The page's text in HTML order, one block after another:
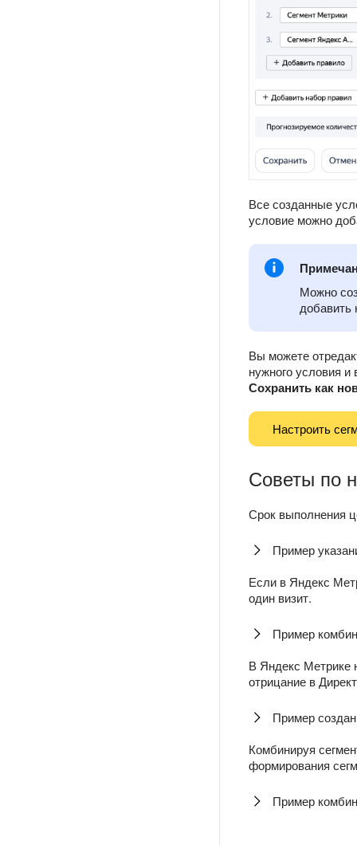
Все созданные
условие можно
Можно
добавить
Вы можете
нужного условия
Сохранить как
Настроить
Советы по
Срок выполнения
Пример
Если в Яндекс
один визит.
Пример
В Яндекс Метрике
отрицание в
Пример
Комбинируя
формирования
Пример